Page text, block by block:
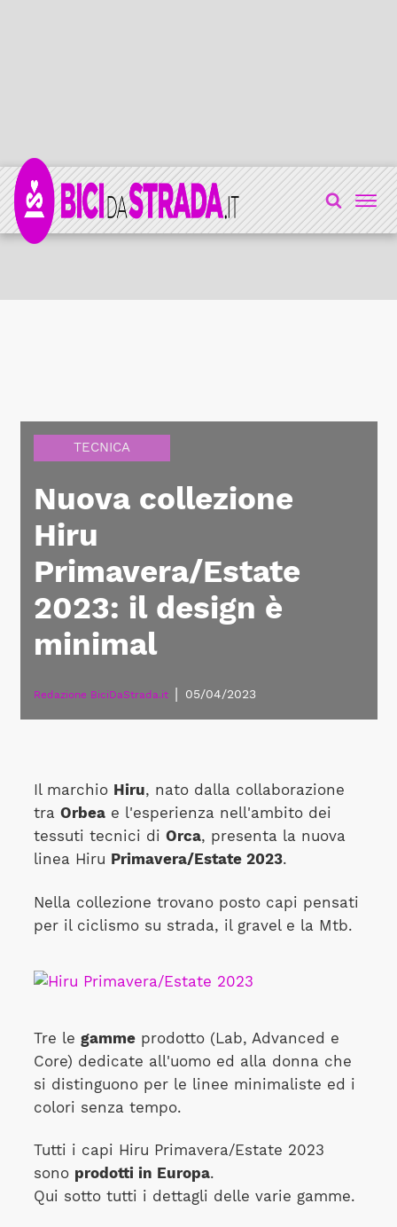
TECNICA
Nuova collezione
Hiru
Primavera/Estate
2023: il design è
minimal
Redazione BiciDaStrada.it 05/04/2023
Il marchio Hiru, nato dalla collaborazione
tra Orbeae l'esperienza nell'ambito dei
tessuti tecnici di Orca, presenta la nuova
linea Hiru Primavera/Estate 2023.
Nella collezione trovano posto capi pensati
per il ciclismo su strada, il gravel e la Mtb.
Tre le gammeprodotto (Lab, Advanced e
Core) dedicate all'uomo ed alla donna che
si distinguono per le linee minimaliste ed i
colori senza tempo.
Tutti i capi Hiru Primavera/Estate 2023
sono prodotti in Europa.
Qui sotto tutti i dettagli delle varie gamme.